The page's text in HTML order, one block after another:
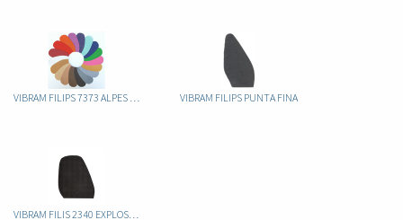
VIBRAM FILIPS 7373 ALPES H-2 1MM COLORES VIBRAM FILIPS PUNTA FINA
VIBRAM FILIS 2340 EXPLOSION